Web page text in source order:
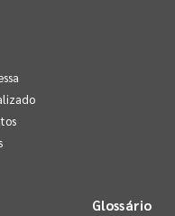
Glossário